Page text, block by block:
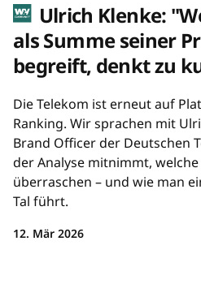
Ulrich Klenke:
als Summe seiner
begreift, denkt zu
Die Telekom ist erneut auf
Ranking. Wir sprachen mit
Brand Officer der Deutschen
der Analyse mitnimmt,
überraschen – und wie man
Tal führt.
12. Mär 2026